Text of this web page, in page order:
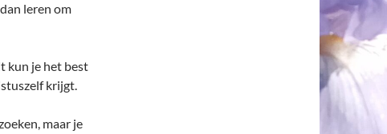
leren om
kun je het best
krijgt.
maar je